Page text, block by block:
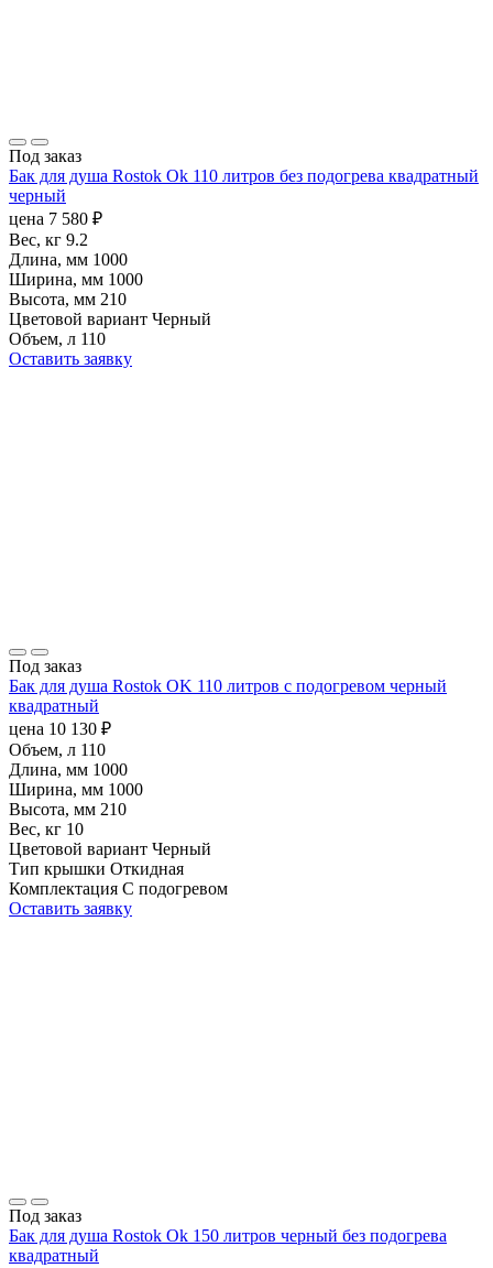
Под заказ
Бак для душа Rostok Ok 110 литров без подогрева квадратный
черный
цена 7 580 ₽
Вес, кг 9.2
Длина, мм 1000
Ширина, мм 1000
Высота, мм 210
Цветовой вариант Черный
Объем, л 110
Оставить заявку
Под заказ
Бак для душа Rostok OK 110 литров с подогревом черный
квадратный
цена 10 130 ₽
Объем, л 110
Длина, мм 1000
Ширина, мм 1000
Высота, мм 210
Вес, кг 10
Цветовой вариант Черный
Тип крышки Откидная
Комплектация С подогревом
Оставить заявку
Под заказ
Бак для душа Rostok Ok 150 литров черный без подогрева
квадратный